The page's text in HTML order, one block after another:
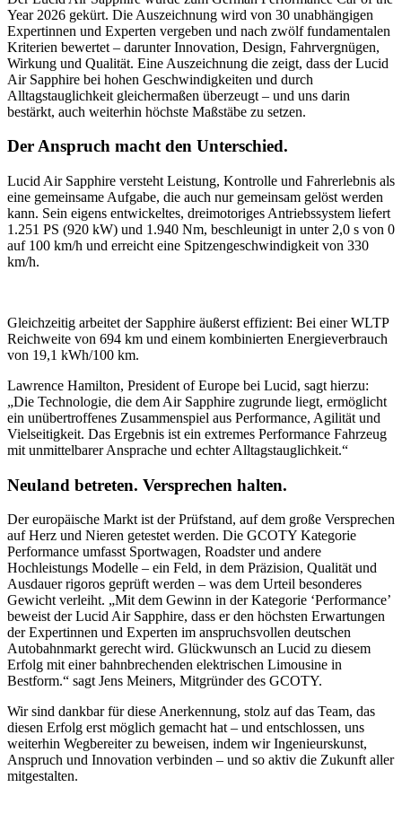
Year 2026 gekürt. Die Auszeichnung wird von 30 unabhängigen
Expertinnen und Experten vergeben und nach zwölf fundamentalen
Kriterien bewertet – darunter Innovation, Design, Fahrvergnügen,
Wirkung und Qualität. Eine Auszeichnung die zeigt, dass der Lucid
Air Sapphire bei hohen Geschwindigkeiten und durch
Alltagstauglichkeit gleichermaßen überzeugt – und uns darin
bestärkt, auch weiterhin höchste Maßstäbe zu setzen.
Der Anspruch macht den Unterschied.
Lucid Air Sapphire versteht Leistung, Kontrolle und Fahrerlebnis als
eine gemeinsame Aufgabe, die auch nur gemeinsam gelöst werden
kann. Sein eigens entwickeltes, dreimotoriges Antriebssystem liefert
1.251 PS (920 kW) und 1.940 Nm, beschleunigt in unter 2,0 s von 0
auf 100 km/h und erreicht eine Spitzengeschwindigkeit von 330
km/h.
Gleichzeitig arbeitet der Sapphire äußerst effizient: Bei einer WLTP
Reichweite von 694 km und einem kombinierten Energieverbrauch
von 19,1 kWh/100 km.
Lawrence Hamilton, President of Europe bei Lucid, sagt hierzu:
„Die Technologie, die dem Air Sapphire zugrunde liegt, ermöglicht
ein unübertroffenes Zusammenspiel aus Performance, Agilität und
Vielseitigkeit. Das Ergebnis ist ein extremes Performance Fahrzeug
mit unmittelbarer Ansprache und echter Alltagstauglichkeit.“
Neuland betreten. Versprechen halten.
Der europäische Markt ist der Prüfstand, auf dem große Versprechen
auf Herz und Nieren getestet werden. Die GCOTY Kategorie
Performance umfasst Sportwagen, Roadster und andere
Hochleistungs Modelle – ein Feld, in dem Präzision, Qualität und
Ausdauer rigoros geprüft werden – was dem Urteil besonderes
Gewicht verleiht. „Mit dem Gewinn in der Kategorie ‘Performance’
beweist der Lucid Air Sapphire, dass er den höchsten Erwartungen
der Expertinnen und Experten im anspruchsvollen deutschen
Autobahnmarkt gerecht wird. Glückwunsch an Lucid zu diesem
Erfolg mit einer bahnbrechenden elektrischen Limousine in
Bestform.“ sagt Jens Meiners, Mitgründer des GCOTY.
Wir sind dankbar für diese Anerkennung, stolz auf das Team, das
diesen Erfolg erst möglich gemacht hat – und entschlossen, uns
weiterhin Wegbereiter zu beweisen, indem wir Ingenieurskunst,
Anspruch und Innovation verbinden – und so aktiv die Zukunft aller
mitgestalten.